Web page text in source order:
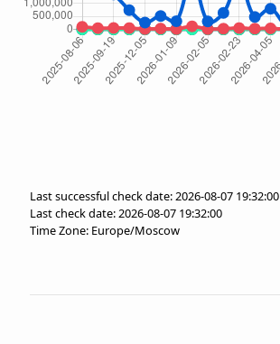
Last successful check date: 2026-08-07 19:32:00
Last check date: 2026-08-07 19:32:00
Time Zone: Europe/Moscow